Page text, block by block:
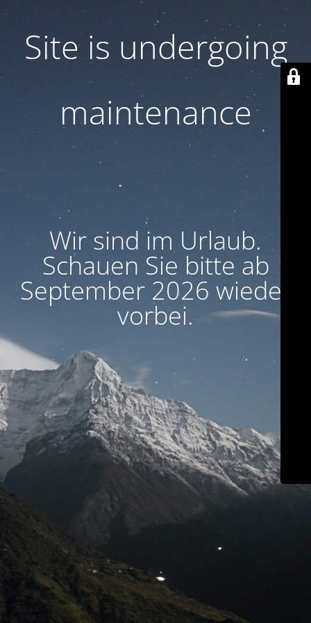
Site is undergoing
maintenance
Wir sind im Urlaub.
Schauen Sie bitte ab
September 2026 wieder
vorbei.